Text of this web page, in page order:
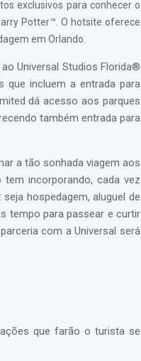
exclusivos para conhecer o
Potter™. O hotsite oferece
em Orlando.
Universal Studios Florida®
que incluem a entrada para
dá acesso aos parques
também entrada para
a tão sonhada viagem aos
tem incorporando, cada vez
hospedagem, aluguel de
tempo para passear e curtir
com a Universal será
que farão o turista se